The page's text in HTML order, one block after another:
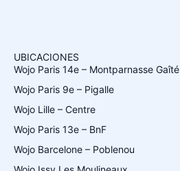
UBICACIONES
Wojo Paris 14e – Montparnasse Gaîté
Wojo Paris 9e – Pigalle
Wojo Lille – Centre
Wojo Paris 13e – BnF
Wojo Barcelone – Poblenou